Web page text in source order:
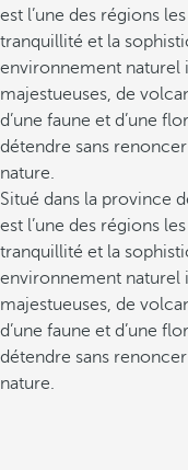
est l’une des régions
tranquillité et la
environnement naturel
majestueuses, de
d’une faune et d’une
détendre sans
nature.
Situé dans la province
est l’une des régions
tranquillité et la
environnement naturel
majestueuses, de
d’une faune et d’une
détendre sans
nature.